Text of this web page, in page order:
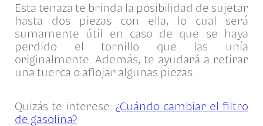
Esta tenaza te brinda la posibilidad de sujetar
hasta dos piezas con ella, lo cual será
sumamente útil en caso de que se haya
perdido el tornillo que las unía
originalmente. Además, te ayudará a retirar
una tuerca o aflojar algunas piezas.
Quizás te interese: ¿Cuándo cambiar el filtro
de gasolina?